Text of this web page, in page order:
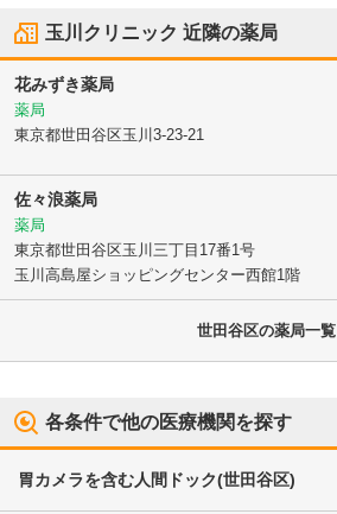
玉川クリニック 近隣の薬局
花みずき薬局
薬局
東京都世田谷区玉川3-23-21
佐々浪薬局
薬局
東京都世田谷区玉川三丁目17番1号
玉川高島屋ショッピングセンター西館1階
世田谷区の薬局一覧
各条件で他の医療機関を探す
胃カメラを含む人間ドック(世田谷区)